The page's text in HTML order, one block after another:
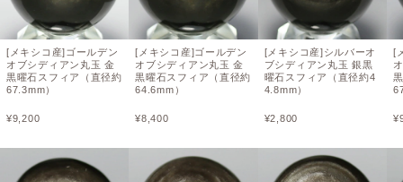
[メキシコ産]ゴールデン
オブシディアン丸玉 金
黒曜石スフィア（直径約
67.3mm）
¥9,200
[メキシコ産]ゴールデン
オブシディアン丸玉 金
黒曜石スフィア（直径約
64.6mm）
¥8,400
[メキシコ産]シルバーオ
ブシディアン丸玉 銀黒
曜石スフィア（直径約4
4.8mm）
¥2,800
[
¥